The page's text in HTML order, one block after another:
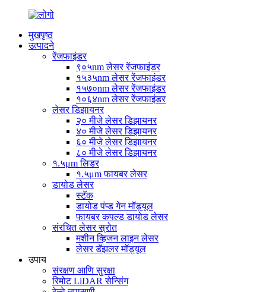
मुखपृष्ठ
उत्पादने
रेंजफाइंडर
९०५nm लेसर रेंजफाइंडर
१५३५nm लेसर रेंजफाइंडर
१५७०nm लेसर रेंजफाइंडर
१०६४nm लेसर रेंजफाइंडर
लेसर डिझायनर
२० मीजे लेसर डिझायनर
४० मीजे लेसर डिझायनर
६० मीजे लेसर डिझायनर
८० मीजे लेसर डिझायनर
१.५μm लिडर
१.५μm फायबर लेसर
डायोड लेसर
स्टॅक
डायोड पंप्ड गेन मॉड्यूल
फायबर कपल्ड डायोड लेसर
संरचित लेसर स्रोत
मशीन व्हिजन लाइन लेसर
लेसर डॅझलर मॉड्यूल
उपाय
संरक्षण आणि सुरक्षा
रिमोट LiDAR सेन्सिंग